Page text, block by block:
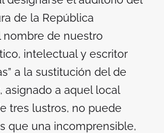
de la República
nombre de nuestro
intelectual y escritor
a la sustitución del de
asignado a aquel local
tres lustros, no puede
que una incomprensible,